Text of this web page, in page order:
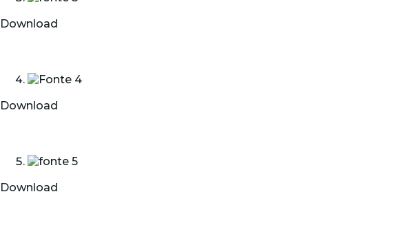
Download
Download
Download